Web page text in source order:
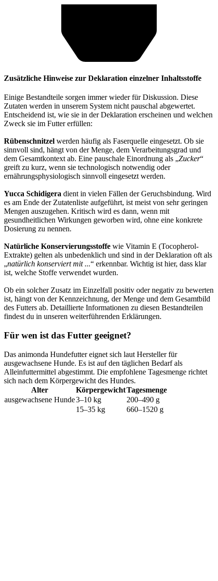
Zusätzliche Hinweise zur Deklaration einzelner Inhaltsstoffe
Einige Bestandteile sorgen immer wieder für Diskussion. Diese
Zutaten werden in unserem System nicht pauschal abgewertet.
Entscheidend ist, wie sie in der Deklaration erscheinen und welchen
Zweck sie im Futter erfüllen:
Rübenschnitzel werden häufig als Faserquelle eingesetzt. Ob sie
sinnvoll sind, hängt von der Menge, dem Verarbeitungsgrad und
dem Gesamtkontext ab. Eine pauschale Einordnung als „Zucker“
greift zu kurz, wenn sie technologisch notwendig oder
ernährungsphysiologisch sinnvoll eingesetzt werden.
Yucca Schidigera dient in vielen Fällen der Geruchsbindung. Wird
es am Ende der Zutatenliste aufgeführt, ist meist von sehr geringen
Mengen auszugehen. Kritisch wird es dann, wenn mit
gesundheitlichen Wirkungen geworben wird, ohne eine konkrete
Dosierung zu nennen.
Natürliche Konservierungsstoffe wie Vitamin E (Tocopherol-
Extrakte) gelten als unbedenklich und sind in der Deklaration oft als
„natürlich konserviert mit ...“ erkennbar. Wichtig ist hier, dass klar
ist, welche Stoffe verwendet wurden.
Ob ein solcher Zusatz im Einzelfall positiv oder negativ zu bewerten
ist, hängt von der Kennzeichnung, der Menge und dem Gesamtbild
des Futters ab. Detaillierte Informationen zu diesen Bestandteilen
findest du in unseren weiterführenden Erklärungen.
Für wen ist das Futter geeignet?
Das animonda Hundefutter eignet sich laut Hersteller für
ausgewachsene Hunde. Es ist auf den täglichen Bedarf als
Alleinfuttermittel abgestimmt. Die empfohlene Tagesmenge richtet
sich nach dem Körpergewicht des Hundes.
Alter
KörpergewichtTagesmenge
ausgewachsene Hunde3–10 kg
200–490 g
15–35 kg
660–1520 g